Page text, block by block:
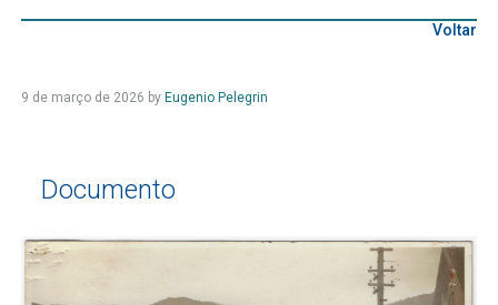
Voltar
9 de março de 2026 by Eugenio Pelegrin
Documento